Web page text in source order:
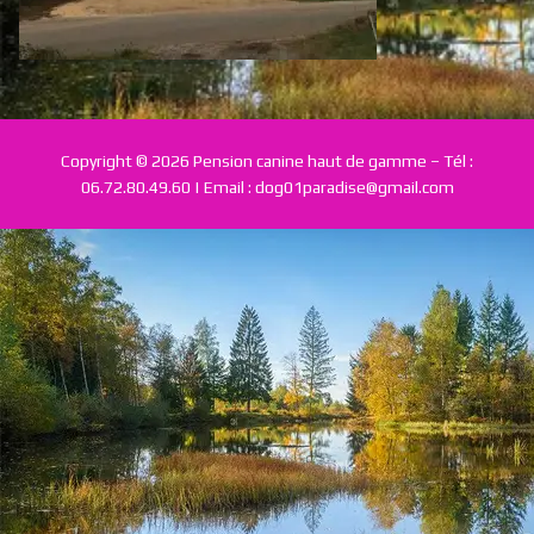
Tarifs & Prestations
Conditions
GalerieCopyright © 2026 Pension canine haut de gamme – Tél :
06.72.80.49.60 | Email : dog01paradise@gmail.com